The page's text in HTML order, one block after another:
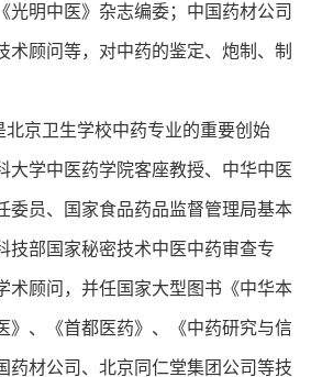
光明中医》杂志编委；中国药材公司
术顾问等，对中药的鉴定、炮制、制
京卫生学校中药专业的重要创始
大学中医药学院客座教授、中华中医
委员、国家食品药品监督管理局基本
技部国家秘密技术中医中药审查专
术顾问，并任国家大型图书《中华本
》、《首都医药》、《中药研究与信
药材公司、北京同仁堂集团公司等技